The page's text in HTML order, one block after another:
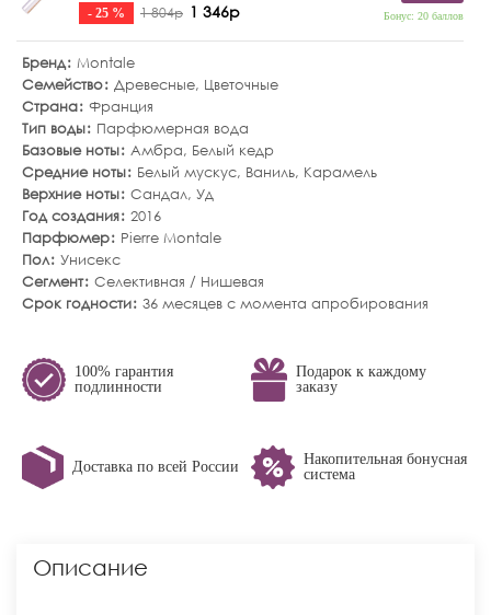
- 25 % 1 804р 1 346р Бонус: 20 баллов
Бренд Montale
Семейство Древесные, Цветочные
Страна Франция
Тип воды
Парфюмерная вода
Базовые ноты Амбра, Белый кедр
Средние ноты
Белый мускус, Ваниль, Карамель
Верхние ноты Сандал, Уд
Год создания 2016
Парфюмер
Pierre Montale
Пол Унисекс
Сегмент Селективная / Нишевая
Срок годности 36 месяцев с момента апробирования
100% гарантия
подлинности
Подарок к каждому
заказу
Доставка по всей России
Накопительная бонусная
система
Описание